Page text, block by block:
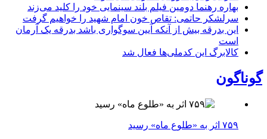
بهاره رهنما دومین فیلم بلند سینمایی خود را کلید می‌زند
سرلشکر حاتمی: تقاص خون امام شهید را خواهیم گرفت
این بدرقه بیش از آنکه آیین سوگواری باشد بدرقه یک آرمان
است
کالابرگ این کدملی‌ها فعال شد
گوناگون
۷۵۹ اثر به «طلوع ماه» رسید